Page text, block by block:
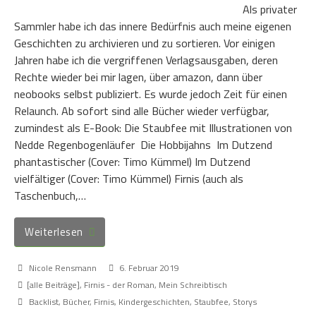
Als privater
Sammler habe ich das innere Bedürfnis auch meine eigenen
Geschichten zu archivieren und zu sortieren. Vor einigen
Jahren habe ich die vergriffenen Verlagsausgaben, deren
Rechte wieder bei mir lagen, über amazon, dann über
neobooks selbst publiziert. Es wurde jedoch Zeit für einen
Relaunch. Ab sofort sind alle Bücher wieder verfügbar,
zumindest als E-Book: Die Staubfee mit Illustrationen von
Nedde Regenbogenläufer Die Hobbijahns Im Dutzend
phantastischer (Cover: Timo Kümmel) Im Dutzend
vielfältiger (Cover: Timo Kümmel) Firnis (auch als
Taschenbuch,…
Weiterlesen
Nicole Rensmann
6. Februar 2019
[alle Beiträge], Firnis - der Roman, Mein Schreibtisch
Backlist, Bücher, Firnis, Kindergeschichten, Staubfee, Storys